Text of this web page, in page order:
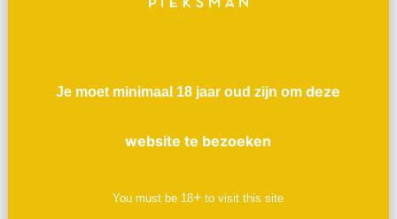
Stephan (BD & vin nature)
Je moet minimaal 18 jaar oud zijn omdeze
website te bezoeken
You must be 18+ to visit this site